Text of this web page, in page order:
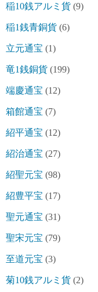
稲10銭アルミ貨 (9)
稲1銭青銅貨 (6)
立元通宝 (1)
竜1銭銅貨 (199)
端慶通宝 (12)
箱館通宝 (7)
紹平通宝 (12)
紹治通宝 (27)
紹聖元宝 (98)
紹豊平宝 (17)
聖元通宝 (31)
聖宋元宝 (79)
至道元宝 (3)
菊10銭アルミ貨 (2)